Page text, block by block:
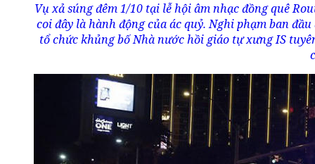
Vụ xả súng đêm 1/10 tại lễ hội âm nhạc đồng quê
coi đây là hành động của ác quỷ. Nghi phạm ban
tổ chức khủng bố Nhà nước hồi giáo tự xưng IS